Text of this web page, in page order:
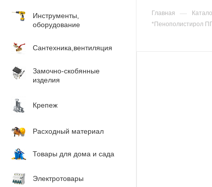
Инструменты,
оборудование
Сантехника,вентиляция
Замочно-скобянные
изделия
Крепеж
Расходный материал
Товары для дома и сада
Электротовары
Главная —
*Пенополистирол